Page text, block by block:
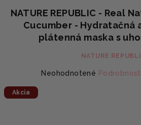
NATURE REPUBLIC - Real
Cucumber - Hydratačná
plátenná maska s
NATURE
Priemerné
Neohodnotené
Akcia